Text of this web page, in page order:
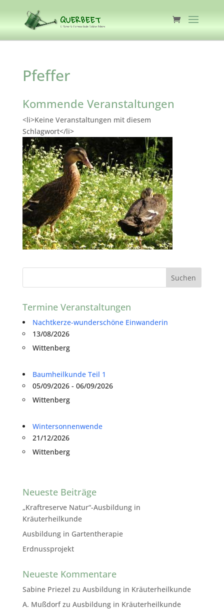
Pfeffer
Kommende Veranstaltungen
<li>Keine Veranstaltungen mit diesem
Schlagwort</li>
Termine Veranstaltungen
Nachtkerze-wunderschöne Einwanderin
13/08/2026
Wittenberg
Baumheilkunde Teil 1
05/09/2026 - 06/09/2026
Wittenberg
Wintersonnenwende
21/12/2026
Wittenberg
Neueste Beiträge
„Kraftreserve Natur“-Ausbildung in
Kräuterheilkunde
Ausbildung in Gartentherapie
Erdnussprojekt
Neueste Kommentare
Sabine Priezel zu Ausbildung in Kräuterheilkunde
A. Mußdorfzu Ausbildung in Kräuterheilkunde